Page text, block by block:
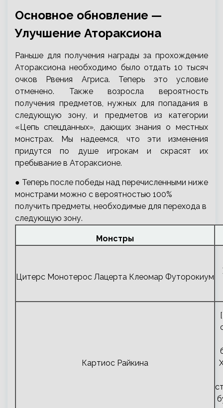
Основное обновление —
Улучшение Атораксиона
Раньше для получения награды за прохождение
Атораксиона необходимо было отдать 10 тысяч
очков Рвения Агриса. Теперь это условие
отменено. Также возросла вероятность
получения предметов, нужных для попадания в
следующую зону, и предметов из категории
«Цепь спецданных», дающих знания о местных
монстрах. Мы надеемся, что эти изменения
придутся по душе игрокам и скрасят их
пребывание в Атораксионе.
● Теперь после победы над перечисленными ниже
монстрами можно с вероятностью 100%
получить предметы, необходимые для перехода в
следующую зону.
Монстры
Цитерс Монотерос Лацерта Клеомар Футорокиум
Картиос Райкина